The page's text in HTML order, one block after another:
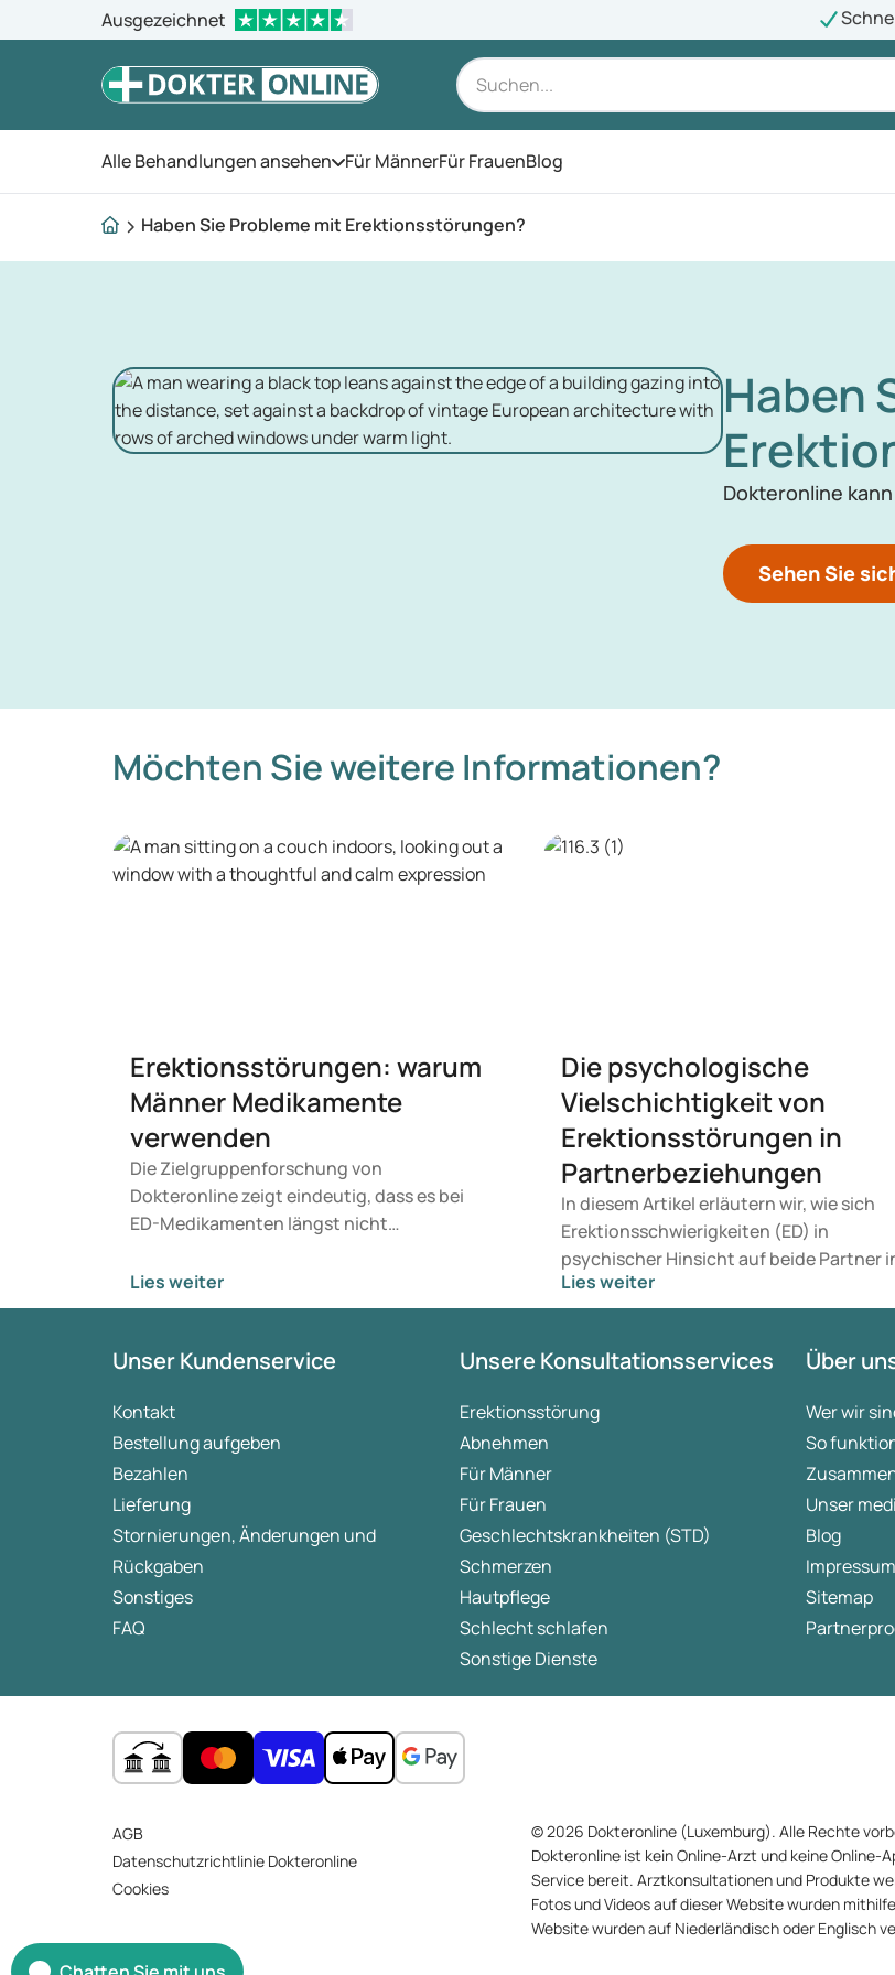
Ausgezeichnet
Alle Behandlungen ansehen Öffnen Sie das Menü
Für MännerFür FrauenBlog
Haben Sie Probleme mit Erektionsstörungen?
Haben
Dokteronline
Sehen Sie
Möchten Sie weitere Informationen?
Erektionsstörungen: warum
Männer Medikamente
verwenden
Die Zielgruppenforschung von
Dokteronline zeigt eindeutig, dass es bei
ED-Medikamenten längst nicht
geht. Aus der Umfrage wird ersichtlich,
dass auch Beziehung, Intimität und
der Entscheidungsfindung spielen. In einer
an ED-Medikamenten zeigten, untersuchte
Dokteronline, welche Motivationen, Zweifel
und Informationsbedürfnisse bei der Wahl
einer Behandlung eine Rolle spielen.
Lies weiter
Die psychologische
Vielschichtigkeit von
Erektionsstörungen in
Partnerbeziehungen
In diesem Artikel erläutern wir, wie sich
Erektionsschwierigkeiten (ED) in
psychischer Hinsicht auf beide Partner
einer Beziehung auswirken. Wenn die
sexuelle Intimität durch
dies auch einen Impact auf
Ehrlichkeit, Verantwortung und
beruhen. Lesen Sie weiter und erfahren
wie Sie diese Herausforderungen
Lies weiter
Unser Kundenservice
Kontakt
Bestellung aufgeben
Bezahlen
Lieferung
Stornierungen, Änderungen und
Rückgaben
Sonstiges
FAQ
Unsere Konsultationsservices
Erektionsstörung
Abnehmen
Für Männer
Für Frauen
Geschlechtskrankheiten (STD)
Schmerzen
Hautpflege
Schlecht schlafen
Sonstige Dienste
Über
Wer wir
So
Unser
Blog
Impressum
Sitemap
AGB
Datenschutzrichtlinie Dokteronline
Cookies
© 2026 Dokteronline (Luxemburg). Alle Rechte
Dokteronline ist kein Online-Arzt und keine
Service bereit. Arztkonsultationen und Produkte
Fotos und Videos auf dieser Website wurden
Website wurden auf Niederländisch oder Englisch